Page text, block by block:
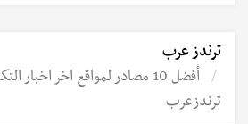
ترندز عرب
أفضل 10 مصادر لمواقع اخر اخبار
ترندزعرب